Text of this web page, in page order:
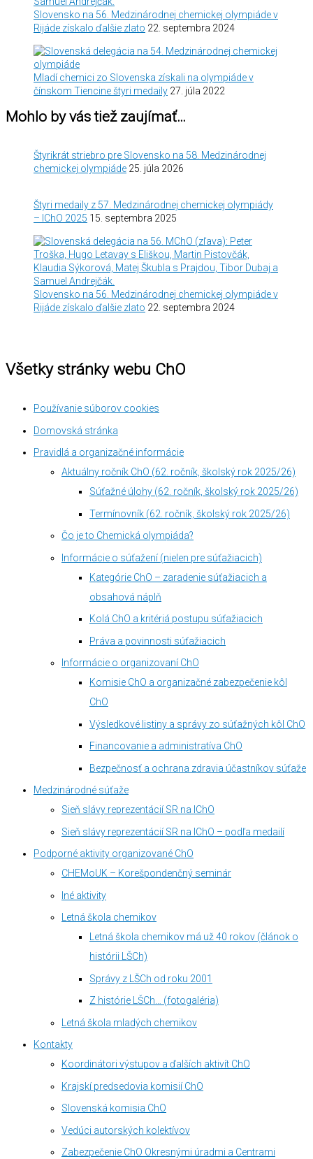
Slovensko na 56. Medzinárodnej chemickej olympiáde v
Rijáde získalo ďalšie zlato 22. septembra 2024
Mladí chemici zo Slovenska získali na olympiáde v
čínskom Tiencine štyri medaily 27. júla 2022
Mohlo by vás tiež zaujímať…
Štyrikrát striebro pre Slovensko na 58. Medzinárodnej
chemickej olympiáde 25. júla 2026
Štyri medaily z 57. Medzinárodnej chemickej olympiády
– IChO 2025 15. septembra 2025
Slovensko na 56. Medzinárodnej chemickej olympiáde v
Rijáde získalo ďalšie zlato 22. septembra 2024
Všetky stránky webu ChO
Používanie súborov cookies
Domovská stránka
Pravidlá a organizačné informácie
Aktuálny ročník ChO (62. ročník, školský rok 2025/26)
Súťažné úlohy (62. ročník, školský rok 2025/26)
Termínovník (62. ročník, školský rok 2025/26)
Čo je to Chemická olympiáda?
Informácie o súťažení (nielen pre súťažiacich)
Kategórie ChO – zaradenie súťažiacich a
obsahová náplň
Kolá ChO a kritériá postupu súťažiacich
Práva a povinnosti súťažiacich
Informácie o organizovaní ChO
Komisie ChO a organizačné zabezpečenie kôl
ChO
Výsledkové listiny a správy zo súťažných kôl ChO
Financovanie a administratíva ChO
Bezpečnosť a ochrana zdravia účastníkov súťaže
Medzinárodné súťaže
Sieň slávy reprezentácií SR na IChO
Sieň slávy reprezentácií SR na IChO – podľa medailí
Podporné aktivity organizované ChO
CHEMoUK – Korešpondenčný seminár
Iné aktivity
Letná škola chemikov
Letná škola chemikov má už 40 rokov (článok o
histórii LŠCh)
Správy z LŠCh od roku 2001
Z histórie LŠCh… (fotogaléria)
Letná škola mladých chemikov
Kontakty
Koordinátori výstupov a ďalších aktivít ChO
Krajskí predsedovia komisií ChO
Slovenská komisia ChO
Vedúci autorských kolektívov
Zabezpečenie ChO Okresnými úradmi a Centrami